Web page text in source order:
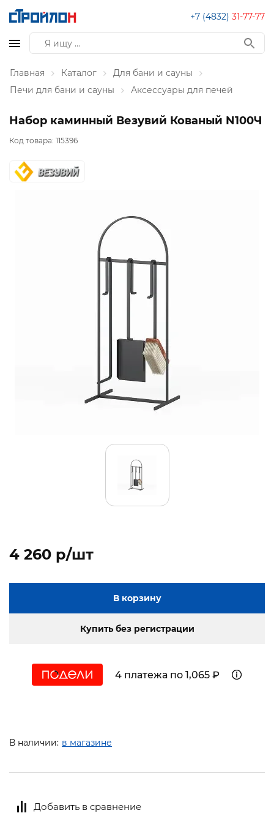
+7 (4832) 31-77-77
Главная Каталог
Для бани и сауны
Печи для бани и сауны
Аксессуары для печей
Набор каминный Везувий Кованый N100Ч
Код товара: 115396
4 260 p/шт
В корзину
Купить без регистрации
4 платежа по 1,065 ₽
В наличии: в магазине
Добавить в сравнение